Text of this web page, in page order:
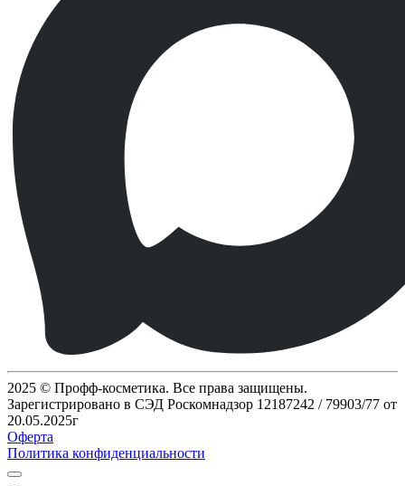
2025 © Профф-косметика. Все права защищены.
Зарегистрировано в СЭД Роскомнадзор 12187242 / 79903/77 от
20.05.2025г
Оферта
Политика конфиденциальности